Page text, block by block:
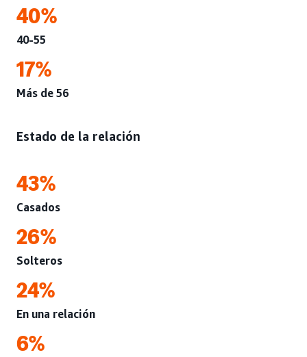
40%
40-55
17%
Más de 56
Estado de la relación
43%
Casados
26%
Solteros
24%
En una relación
6%